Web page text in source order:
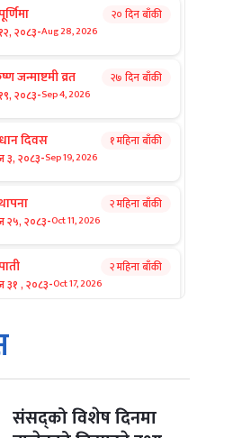
२०८३-Aug 28, 2026
२० दिन बाँकी
जन्माष्टमी व्रत
२०८३-Sep 4, 2026
२७ दिन बाँकी
दिवस
३, २०८३-Sep 19, 2026
१ महिना बाँकी
२५, २०८३-Oct 11, 2026
२ महिना बाँकी
३१ , २०८३-Oct 17, 2026
२ महिना बाँकी
सङ्क्रान्ति
१, २०८३
३, २०८३-Oct 20, 2026
संसद्को विशेष दिनमा